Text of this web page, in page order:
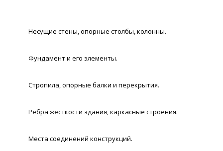
Несущие стены, опорные столбы, колонны.
Фундамент и его элементы.
Стропила, опорные балки и перекрытия.
Ребра жесткости здания, каркасные строения.
Места соединений конструкций.